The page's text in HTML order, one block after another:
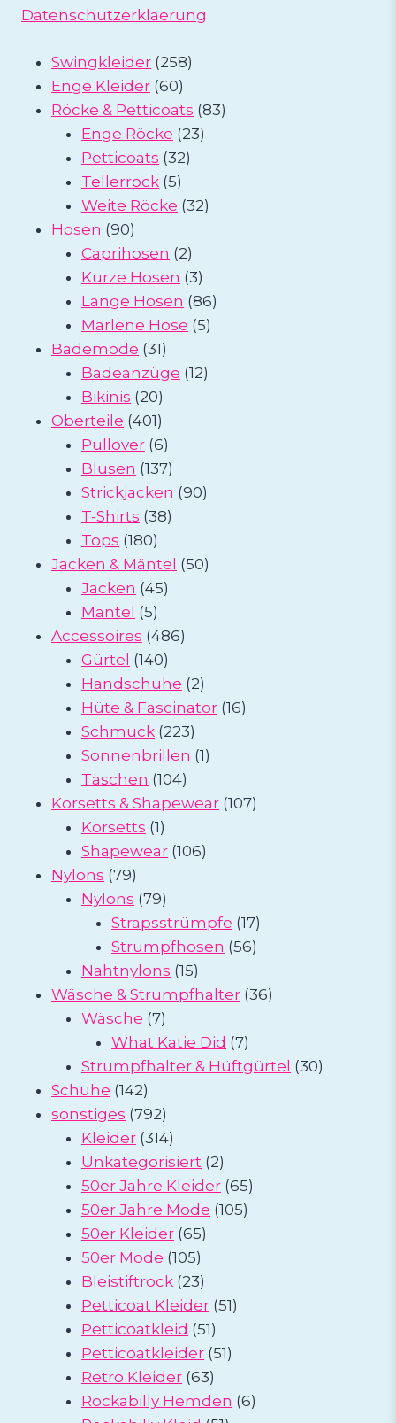
Datenschutzerklaerung
Swingkleider 258258
Enge Kleider 6060
Produkte
Röcke & Petticoats 8383
Enge Röcke 2323
Petticoats 3232
Tellerrock 55
Produkte
Weite Röcke 3232
Hosen 9090
Produkte
Caprihosen 22
Produkte
Kurze Hosen 33
Produkte
Lange Hosen 8686
Marlene Hose 55
Bademode 3131
Produkte
Badeanzüge 1212
Bikinis 2020
Produkte
Oberteile 401401
Produkte
Pullover 66
Produkte
Blusen 137137
Produkte
Strickjacken 9090
T-Shirts 3838
Tops 180180
Produkte
Jacken & Mäntel 5050
Jacken 4545
Mäntel 55
Produkte
Accessoires 486486
Gürtel 140140
Produkte
Handschuhe 22
Produkte
Hüte & Fascinator 1616
Schmuck 223223
Produkte
Sonnenbrillen 11
Taschen 104104
Produkte
Korsetts & Shapewear 107107
Korsetts 11
Produkt
Shapewear 106106
Nylons 7979
Produkte
Nylons 7979
Produkte
Strapsstrümpfe 1717
Produkte
Strumpfhosen 5656
Nahtnylons 1515
Produkte
Wäsche & Strumpfhalter 3636
Wäsche 77
Produkte
What Katie Did 77
Produkte
Strumpfhalter & Hüftgürtel 3030
Schuhe 142142
Produkte
sonstiges 792792
Produkte
Kleider 314314
Produkte
Unkategorisiert 22
Produkte
50er Jahre Kleider 6565
50er Jahre Mode 105105
50er Kleider 6565
50er Mode 105105
Produkte
Bleistiftrock 2323
Produkte
Petticoat Kleider 5151
Petticoatkleid 5151
Produkte
Petticoatkleider 5151
Retro Kleider 6363
Produkte
Rockabilly Hemden 66